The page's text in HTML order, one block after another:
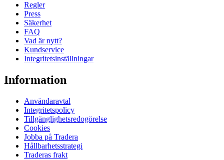
Regler
Press
Säkerhet
FAQ
Vad är nytt?
Kundservice
Integritetsinställningar
Information
Användaravtal
Integritetspolicy
Tillgänglighetsredogörelse
Cookies
Jobba på Tradera
Hållbarhetsstrategi
Traderas frakt